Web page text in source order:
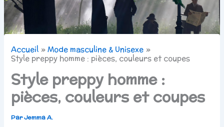
Accueil
Mode masculine & Unisexe
Style preppy homme : pièces, couleurs et coupes
Style preppy homme :
pièces, couleurs et coupes
ParJemma A.